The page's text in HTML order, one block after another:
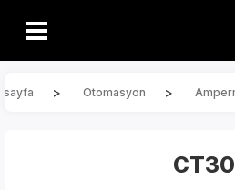
> Otomasyon >
CT30